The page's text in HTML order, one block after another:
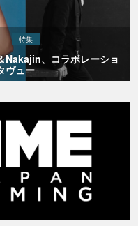
特集
Nakajin、コラボレーショ
ヴュー